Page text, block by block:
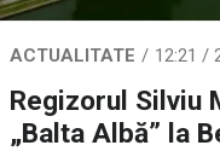
ACTUALITATE 12:21 /
Regizorul Silviu
„Balta Albă” la